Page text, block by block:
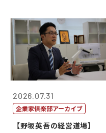
2026.07.31
企業家倶楽部アーカイブ
【野坂英吾の経営道場】